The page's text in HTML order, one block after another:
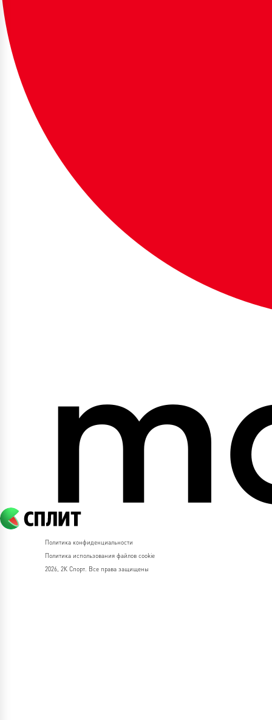
Политика конфиденциальности
Политика использования файлов cookie
2026, 2К Спорт. Все права защищены